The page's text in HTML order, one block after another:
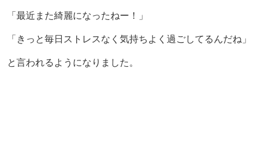
「最近また綺麗になったねー！」
「きっと毎日ストレスなく気持ちよく過ごしてるんだね」
と言われるようになりました。